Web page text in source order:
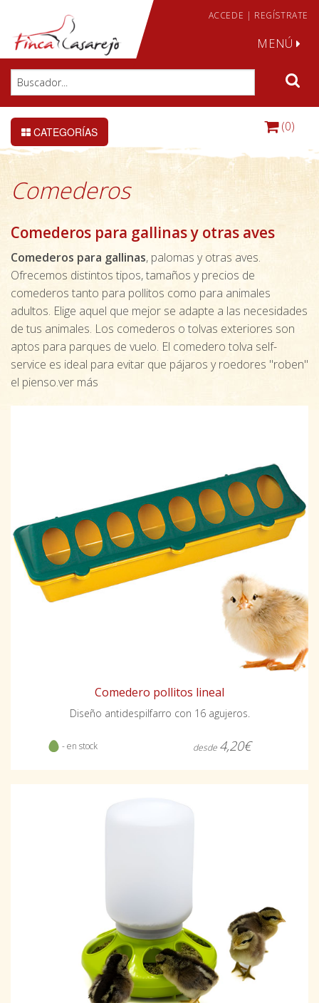
ACCEDE | REGÍSTRATE
MENÚ
CATEGORÍAS (0)
Comederos
Comederos para gallinas y otras aves
Comederos para gallinas, palomas y otras aves.
Ofrecemos distintos tipos, tamaños y precios de
comederos tanto para pollitos como para animales
adultos. Elige aquel que mejor se adapte a las necesidades
de tus animales. Los comederos o tolvas exteriores son
aptos para parques de vuelo. El comedero tolva self-
service es ideal para evitar que pájaros y roedores "roben"
el pienso.ver más
Comedero pollitos lineal
Diseño antidespilfarro con 16 agujeros.
- en stock desde 4,20€